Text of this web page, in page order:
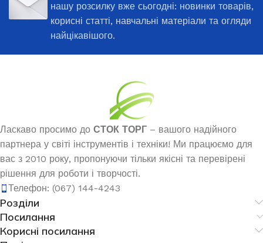
нашу розсилку вже сьогодні: новинки товарів,
корисні статті, навчальні матеріали та огляди
найцікавішого.
Ласкаво просимо до СТОК ТОРГ – вашого надійного
партнера у світі інструментів і техніки! Ми працюємо для
вас з 2010 року, пропонуючи тільки якісні та перевірені
рішення для роботи і творчості.
Телефон: (067) 144-4243
Розділи
Посилання
Корисні посилання